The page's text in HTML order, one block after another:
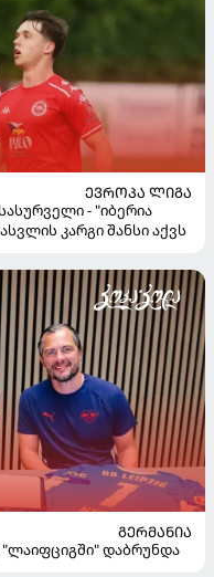
ᲔᲕᲠᲝᲞᲐ ᲚᲘᲒᲐ
- "იბერია
კარგი შანსი აქვს
ᲒᲔᲠᲛᲐᲜᲘᲐ
"ლაიფციგში" დაბრუნდა